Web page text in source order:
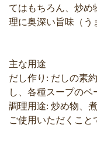
てはもちろん、炒め
理に奥深い旨味（う
主な用途
だし作り: だしの素
し、各種スープのベ
調理用途: 炒め物、
ご使用いただくこと